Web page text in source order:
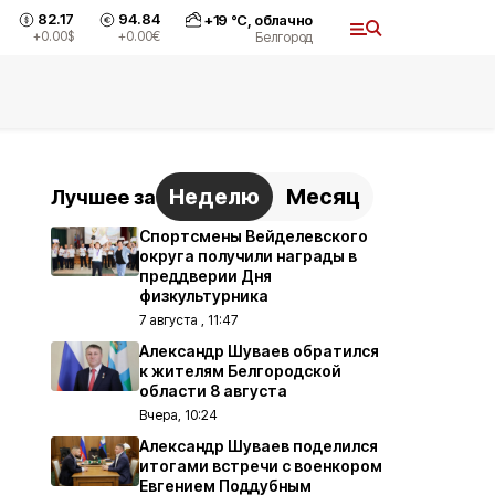
82.17
+0.00$
94.84
+0.00€
+19 °С, облачно
Белгород
Лучшее за Неделю Месяц
Спортсмены Вейделевского
округа получили награды в
преддверии Дня
физкультурника
7 августа , 11:47
Александр Шуваев обратился
к жителям Белгородской
области 8 августа
Вчера, 10:24
Александр Шуваев поделился
итогами встречи с военкором
Евгением Поддубным